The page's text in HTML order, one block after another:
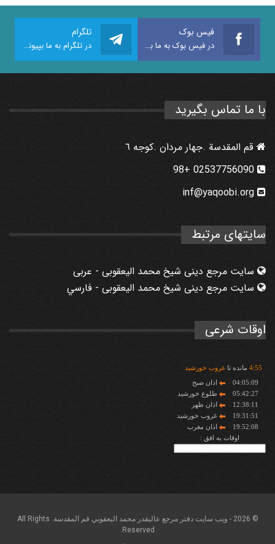
فیس بوک
در فیس بوک به ما بپیوندید
تلگرام
در تلگرام به ما بپیوندید
با ما تماس بگیرید
قم المقدسة .جهار مردان .كوجه ٦
inf@yaqoobi.org
سایتهای مرتبط
سایت مرجع دینی شیخ محمد الیعقوبی - عربی
سایت مرجع دینی شیخ محمد الیعقوبی - فارسي
اوقات شرعی
4:55 مانده تاغروب خورشید
04:05:09
اذان صبح
05:42:27
طلوع خورشید
12:38:11
اذان ظهر
19:31:51
غروب خورشید
19:52:08
اذان مغرب
اوقات به افق :
© 2026 - ويب سايت دفتر مرجع عاليقدر محمد اليعقوبي قم المقدسة. All Rights
Reserved.